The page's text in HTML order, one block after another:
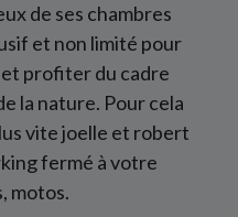
de ses chambres
et non limité pour
profiter du cadre
la nature. Pour cela
vite joelle et robert
fermé à votre
motos.